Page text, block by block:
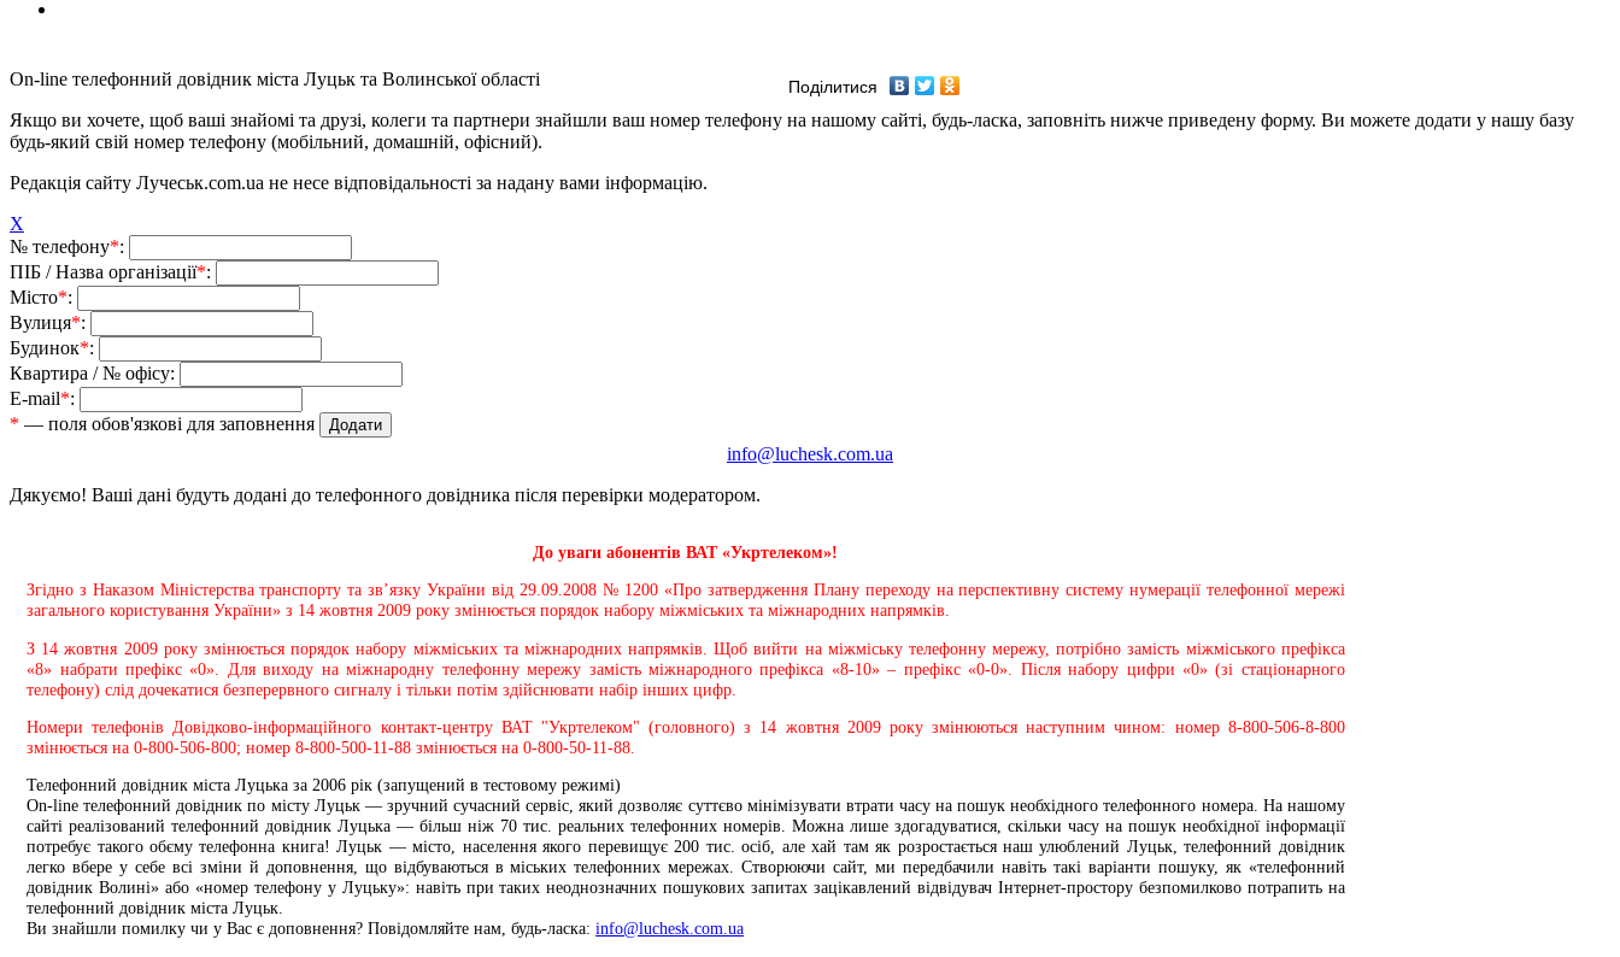
Поділитися
On-line телефонний довідник міста Луцьк та Волинської області
Якщо ви хочете, щоб ваші знайомі та друзі, колеги та партнери знайшли ваш номер телефону на нашому сайті, будь-ласка, заповніть нижче приведену форму. Ви можете додати у нашу базу
будь-який свій номер телефону (мобільний, домашній, офісний).
Редакція сайту Лучеськ.com.ua не несе відповідальності за надану вами інформацію.
X
№ телефону*:
ПІБ / Назва організації*:
Місто*:
Вулиця*:
Будинок*:
Квартира / № офісу:
E-mail*:
* — поля обов'язкові для заповнення
info@luchesk.com.ua
Дякуємо! Ваші дані будуть додані до телефонного довідника після перевірки модератором.
До уваги абонентів ВАТ «Укртелеком»!
Згідно з Наказом Міністерства транспорту та зв’язку України від 29.09.2008 № 1200 «Про затвердження Плану переходу на перспективну систему нумерації телефонної мережі
загального користування України» з 14 жовтня 2009 року змінюється порядок набору міжміських та міжнародних напрямків.
З 14 жовтня 2009 року змінюється порядок набору міжміських та міжнародних напрямків. Щоб вийти на міжміську телефонну мережу, потрібно замість міжміського префікса
«8» набрати префікс «0». Для виходу на міжнародну телефонну мережу замість міжнародного префікса «8-10» – префікс «0-0». Після набору цифри «0» (зі стаціонарного
телефону) слід дочекатися безперервного сигналу і тільки потім здійснювати набір інших цифр.
Номери телефонів Довідково-інформаційного контакт-центру ВАТ "Укртелеком" (головного) з 14 жовтня 2009 року змінюються наступним чином: номер 8-800-506-8-800
змінюється на 0-800-506-800; номер 8-800-500-11-88 змінюється на 0-800-50-11-88.
Телефонний довідник міста Луцька за 2006 рік (запущений в тестовому режимі)
Оn-line телефонний довідник по місту Луцьк — зручний сучасний сервіс, який дозволяє суттєво мінімізувати втрати часу на пошук необхідного телефонного номера. На нашому
сайті реалізований телефонний довідник Луцька — більш ніж 70 тис. реальних телефонних номерів. Можна лише здогадуватися, скільки часу на пошук необхідної інформації
потребує такого обєму телефонна книга! Луцьк — місто, населення якого перевищує 200 тис. осіб, але хай там як розростається наш улюблений Луцьк, телефонний довідник
легко вбере у себе всі зміни й доповнення, що відбуваються в міських телефонних мережах. Створюючи сайт, ми передбачили навіть такі варіанти пошуку, як «телефонний
довідник Волині» або «номер телефону у Луцьку»: навіть при таких неоднозначних пошукових запитах зацікавлений відвідувач Інтернет-простору безпомилково потрапить на
телефонний довідник міста Луцьк.
Ви знайшли помилку чи у Вас є доповнення? Повідомляйте нам, будь-ласка:info@luchesk.com.ua